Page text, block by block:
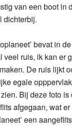
van een boot in
dichterbij.
bevat in
veel ruis, ik kan er
De ruis lijkt
egale
Bij deze foto
afgegaan, wat
een